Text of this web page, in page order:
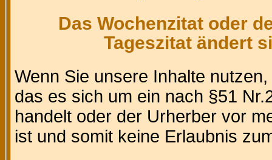
Das Wochenzitat oder
Tageszitat ändert
Wenn Sie unsere Inhalte
das es sich um ein nach §51
handelt oder der Urherber vor
ist und somit keine Erlaubnis